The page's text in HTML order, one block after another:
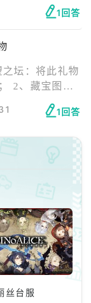
。 游戏中玩家
生们通过重重
1回答
坛：将此礼物
2、藏宝图：
好感度； 3、
芹香可以增加
度； 5、发条
增加40点好感
1回答
丝台服